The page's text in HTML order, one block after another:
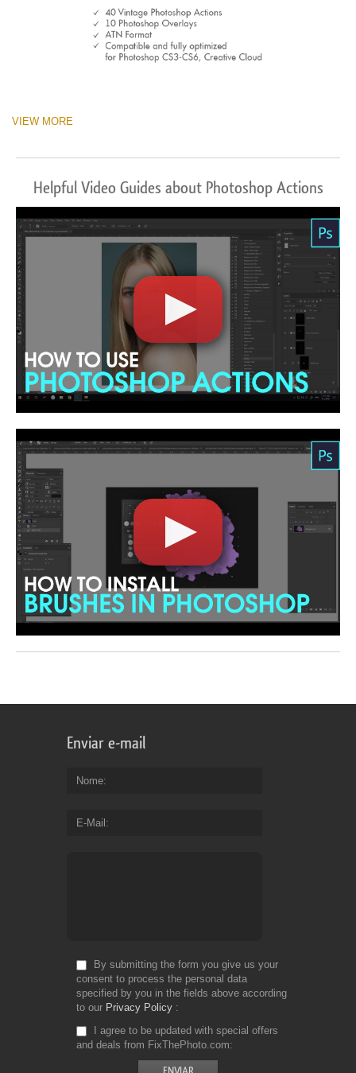
VIEW MORE
Helpful Video Guides about Photoshop Actions
Enviar e-mail
Nome
E-Mail
By submitting the form you give us your
consent to process the personal data
specified by you in the fields above according
to our Privacy Policy
I agree to be updated with special offers
and deals from FixThePhoto.com